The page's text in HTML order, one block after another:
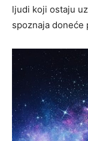
ljudi koji ostaju
spoznaja